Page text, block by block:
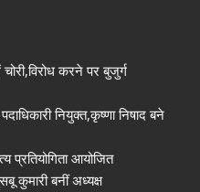
करने पर बुजुर्ग
नियुक्त,कृष्णा निषाद बने
प्रतियोगिता आयोजित
कुमारी बनीं अध्यक्ष